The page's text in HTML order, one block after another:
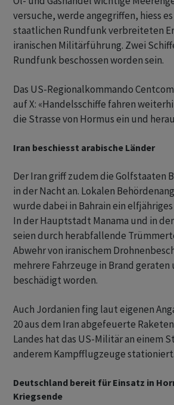
versuche, werde angegriffen, hiess
staatlichen Rundfunk verbreiteten
iranischen Militärführung. Zwei
Rundfunk beschossen worden sein.
Das US-Regionalkommando
auf X: «Handelsschiffe fahren
die Strasse von Hormus ein und
Iran beschiesst arabische Länder
Der Iran griff zudem die Golfstaaten
in der Nacht an. Lokalen
wurde dabei in Bahrain ein
In der Hauptstadt Manama und in
seien durch herabfallende
Abwehr von iranischem
mehrere Fahrzeuge in Brand geraten
beschädigt worden.
Auch Jordanien fing laut eigenen
20 aus dem Iran abgefeuerte
Landes hat das US-Militär an einem
anderem Kampfflugzeuge stationiert.
Deutschland bereit für Einsatz in
Kriegsende